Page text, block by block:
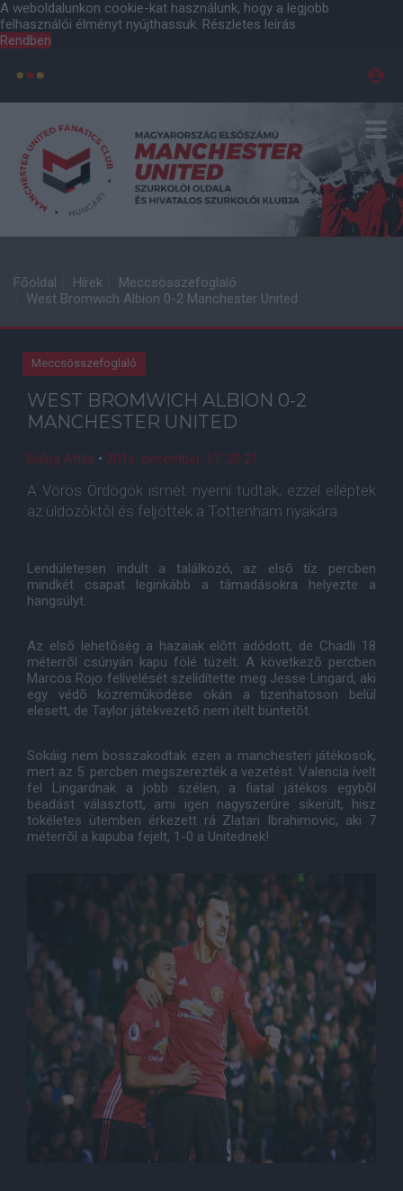
A weboldalunkon cookie-kat használunk, hogy a legjobb
felhasználói élményt nyújthassuk. Részletes leírás
Rendben
Főoldal Hírek
Meccsösszefoglaló
West Bromwich Albion 0-2 Manchester United
Meccsösszefoglaló
WEST BROMWICH ALBION 0-2
MANCHESTER UNITED
Balog Attila • 2016. december. 17. 20:21
A Vörös Ördögök ismét nyerni tudtak, ezzel elléptek
az üldözõktõl és feljöttek a Tottenham nyakára.
Lendületesen indult a találkozó, az elsõ tíz percben
mindkét csapat leginkább a támadásokra helyezte a
hangsúlyt.
Az elsõ lehetõség a hazaiak elõtt adódott, de Chadli 18
méterrõl csúnyán kapu fölé tüzelt. A következõ percben
Marcos Rojo felívelését szelídítette meg Jesse Lingard, aki
egy védõ közremûködése okán a tizenhatoson belül
elesett, de Taylor játékvezetõ nem ítélt büntetõt.
Sokáig nem bosszakodtak ezen a manchesteri játékosok,
mert az 5. percben megszerezték a vezetést. Valencia ívelt
fel Lingardnak a jobb szélen, a fiatal játékos egybõl
beadást választott, ami igen nagyszerûre sikerült, hisz
tökéletes ütemben érkezett rá Zlatan Ibrahimovic, aki 7
méterrõl a kapuba fejelt, 1-0 a Unitednek!